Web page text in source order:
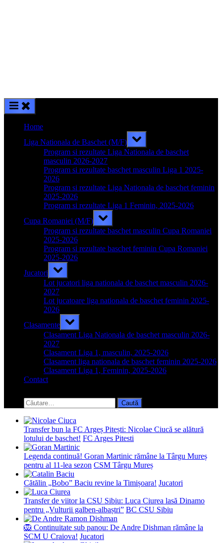
Home
Liga Nationala de Baschet (M/F)
Toggle
sub-
menu
Program si rezultate Liga Nationala de baschet
masculin 2026-2027
Program si rezultate baschet masculin Liga 1 2025-
2026
Program si rezultate Liga Nationala de baschet feminin
2025-2026
Program si rezultate Liga 1 Feminin, 2025-2026
Cupa Romaniei (M/F)
Toggle
sub-
menu
Program si rezultate baschet masculin Cupa Romaniei
2025-2026
Program si rezultate baschet feminin Cupa Romaniei
2025-2026
Jucatori
Toggle
sub-
menu
Lot jucatori liga nationala de baschet masculin 2026-
2027
Lot jucatoare liga nationala de baschet feminin 2025-
2026
Clasamente
Toggle
sub-
menu
Clasament Liga Nationala de baschet masculin 2026-
2027
Clasament Liga 1, masculin, 2025-2026
Clasament liga nationala de baschet feminin 2025-2026
Clasament Liga 1, Feminin, 2025-2026
Contact
search
form
Caută
după:
Transfer bun la FC Argeș Pitești: Nicolae Ciucă se alătură
lotului de baschet! FC Arges Pitesti
Legenda continuă! Goran Martinic rămâne la Târgu Mureș
pentru al 11-lea sezon CSM Târgu Mureș
Cătălin „Bobo” Baciu revine la Timișoara! Jucatori
Transfer de viitor la CSU Sibiu: Luca Ciurea lasă Dinamo
pentru „Vulturii galben-albaștri” BC CSU Sibiu
🦁 Continuitate sub panou: De Andre Dishman rămâne la
SCM U Craiova! Jucatori